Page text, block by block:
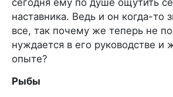
сегодня ему по душе ощутить
наставника. Ведь и он когда-то
все, так почему же теперь не
нуждается в его руководстве и
опыте?
Рыбы